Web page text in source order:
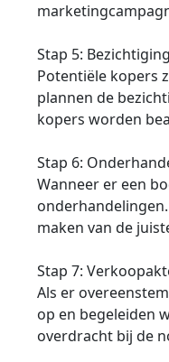
Stap 5:
Potentiële kopers
plannen de
kopers worden
Stap 6:
Wanneer er een
maken van de
Stap 7:
Als er
op en begeleiden
overdracht bij de